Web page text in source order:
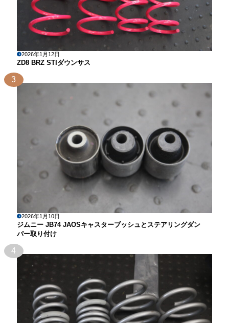
2026年1月12日
ZD8 BRZ STIダウンサス
3
2026年1月10日
ジムニー JB74 JAOSキャスターブッシュとステアリングダン
パー取り付け
4